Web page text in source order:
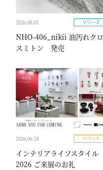
2026.08.01 リリース
NHO-406_nikii 油汚れクロ
スミトン 発売
2026.06.18 イベント
インテリアライフスタイル
2026 ご来展のお礼